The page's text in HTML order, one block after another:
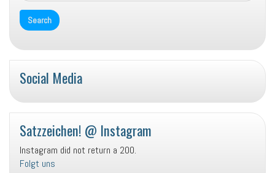
Social Media
r
o
f
i
l
r
o
f
i
l
r
o
f
i
l
o
u
T
u
b
Satzzeichen! @ Instagram
Instagram did not return a 200.
Folgt uns